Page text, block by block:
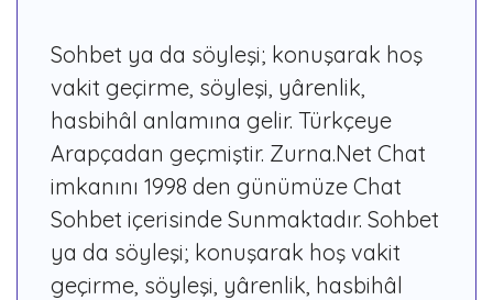
Sohbet ya da söyleşi; konuşarak hoş
vakit geçirme, söyleşi, yârenlik,
hasbihâl anlamına gelir. Türkçeye
Arapçadan geçmiştir. Zurna.Net Chat
imkanını 1998 den günümüze Chat
Sohbet içerisinde Sunmaktadır. Sohbet
ya da söyleşi; konuşarak hoş vakit
geçirme, söyleşi, yârenlik, hasbihâl